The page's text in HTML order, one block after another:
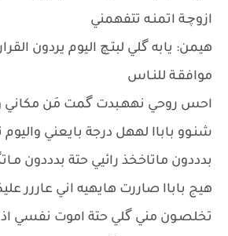
ازوچـة اتمنـه تتفهمني
هيمن: يابه گلي لبتـچ اليوم يردون
موافقـة للنـاس
احس روحي نههـبدت گمت مَن مكاني
شنـوو باباا لههل درجة بايعني
بدددون ماتاخخذ رائيي حتة بدددون
هيج باباا صاررت هايهيه اني عاررر
تخلصـون مني گلي حتة اموت نفسي